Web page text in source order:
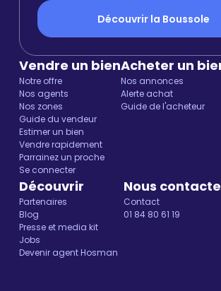
Découvrir la Boussole
Vendre un bien
Notre offre
Nos agents
Nos zones
Guide du vendeur
Estimer un bien
Vendre rapidement
Parrainez un proche
Se connecter
Acheter un
Nos annonces
Alerte achat
Guide de l'acheteur
Découvrir
Partenaires
Blog
Presse et media kit
Jobs
Devenir agent Hosman
Nous
Contact
01 84 80 61 19